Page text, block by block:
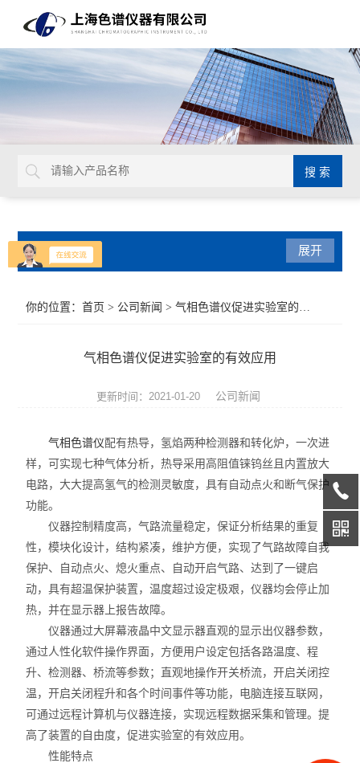
产品分类
通用型气相色谱仪
水份测定仪
微波消解/萃取仪
色谱配套设备
实验室设备
离子色谱仪
展开
你的位置：首页 > 公司新闻 > 气相色谱仪促进实验室的有效应用
气相色谱仪促进实验室的有效应用
更新时间：2021-01-20 公司新闻
气相色谱仪配有热导，氢焰两种检测器和转化炉，一次进
样，可实现七种气体分析，热导采用高阻值铼钨丝且内置放大
电路，大大提高氢气的检测灵敏度，具有自动点火和断气保护
功能。
仪器控制精度高，气路流量稳定，保证分析结果的重复
性，模块化设计，结构紧凑，维护方便，实现了气路故障自我
保护、自动点火、熄火重点、自动开启气路、达到了一键启
动，具有超温保护装置，温度超过设定极艰，仪器均会停止加
热，并在显示器上报告故障。
仪器通过大屏幕液晶中文显示器直观的显示出仪器参数，
通过人性化软件操作界面，方便用户设定包括各路温度、程
升、检测器、桥流等参数；直观地操作开关桥流，开启关闭控
温，开启关闭程升和各个时间事件等功能，电脑连接互联网，
可通过远程计算机与仪器连接，实现远程数据采集和管理。提
高了装置的自由度，促进实验室的有效应用。
性能特点